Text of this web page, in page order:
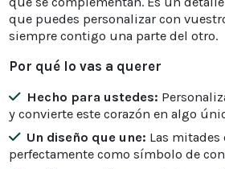
que puedes personalizar con
siempre contigo una parte del otro.
Por qué lo vas a querer
Hecho para ustedes:
y convierte este corazón en algo
Un diseño que une: Las mitades
perfectamente como símbolo de